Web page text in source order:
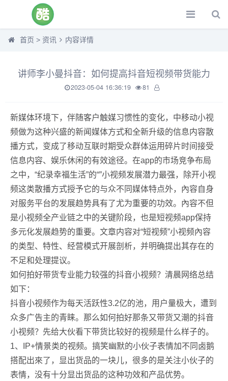
首页 > 资讯 内容详情
讲师李小曼抖音：如何提高抖音短视频带货能力
2023-05-04 16:36:19 81
新媒体环境下，伴随客户触媒习惯性的变化，中移动小视
频做为这种兴盛的新闻媒体方式和全新升级的信息内容散
播方式，变成了移动互联时期受众群体运用碎片时间接受
信息内容、娱乐休闲的有效途径。在app的市场竞争布局
之中，“纪录幸福生活”的“”小视频发展潜力最强，除开小视
频这类散播方式授予它的与众不同媒体特点外，內容自身
对服务平台的发展趋势具有了尤为重要的功效。內容不但
是小视频全产业链之中的关键阶段，也是短视频app保持
多元化发展趋势的重要。文章内容对“短视频”小视频內容
的类型、特性、经营模式开展剖析，并明确提出其存在的
不足和处理提议。
如何拍好带货专业能力较强的抖音小视频？清晨网络总结
如下：
抖音小视频作为每天活跃性3.2亿的池，用户量极大，遭到
众多广告主的青睐。那么如何拍好那条又带货又潮的抖音
小视频？先给大伙看下带货比较好的视频是什么样子的。
1、IP+情景类的视频。搞笑幽默的小伙子表情加不同卤鹅
搭配出來了，显出货品的一块儿，很多的是关注小伙子的
表情，没有十分显出货品的这种功效和产品优势。